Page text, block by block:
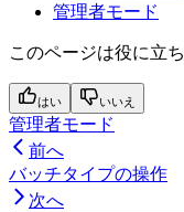
管理者モード
このページは役に立
はい いいえ
管理者モード
前へ
バッチタイプの操作
次へ